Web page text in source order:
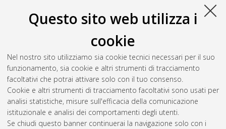
Questo sito web utilizza i
cookie
Nel nostro sito utilizziamo sia cookie tecnici necessari per il suo
funzionamento, sia cookie e altri strumenti di tracciamento
facoltativi che potrai attivare solo con il tuo consenso.
Cookie e altri strumenti di tracciamento facoltativi sono usati per
analisi statistiche, misure sull'efficacia della comunicazione
istituzionale e analisi dei comportamenti degli utenti.
Se chiudi questo banner continuerai la navigazione solo con i
dinamica dei sistemi stellari.[Laurea magistrale], Università di
Bologna, Corso di Studio in Astrofisica e cosmologia [LM-
DM270]
Questa lista e' stata generata ilSat Aug 8 23:24:02 2026
CEST